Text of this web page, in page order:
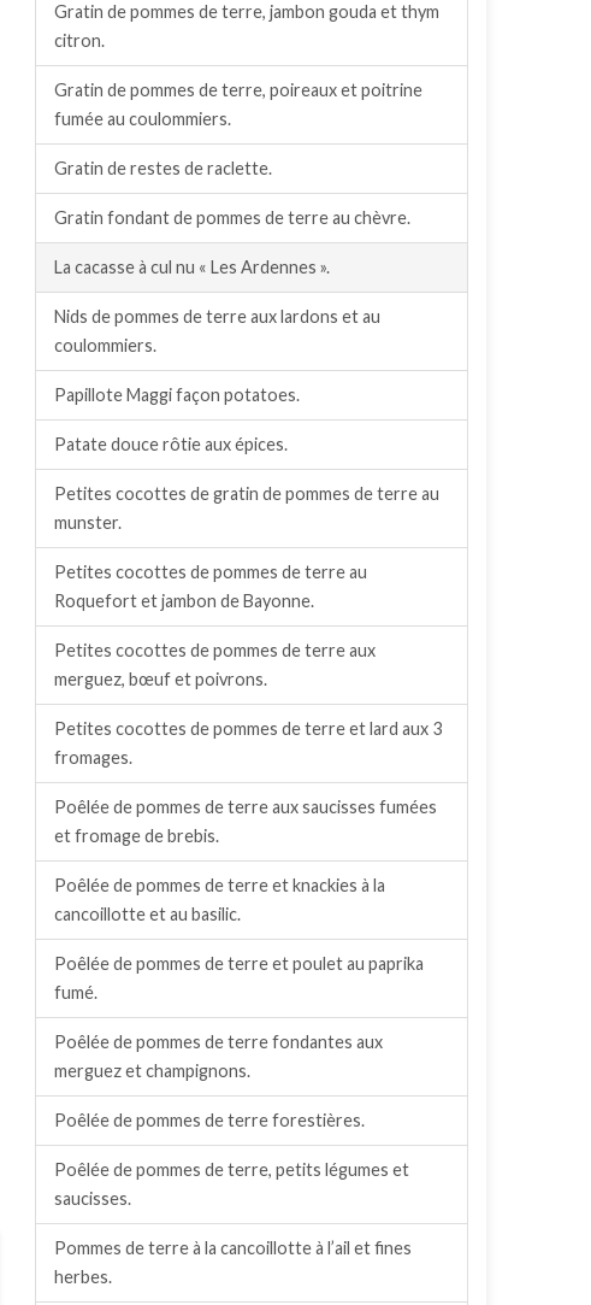
Gratin de pommes de terre, jambon gouda et thym
citron.
Gratin de pommes de terre, poireaux et poitrine
fumée au coulommiers.
Gratin de restes de raclette.
Gratin fondant de pommes de terre au chèvre.
La cacasse à cul nu « Les Ardennes ».
Nids de pommes de terre aux lardons et au
coulommiers.
Papillote Maggi façon potatoes.
Patate douce rôtie aux épices.
Petites cocottes de gratin de pommes de terre au
munster.
Petites cocottes de pommes de terre au
Roquefort et jambon de Bayonne.
Petites cocottes de pommes de terre aux
merguez, bœuf et poivrons.
Petites cocottes de pommes de terre et lard aux 3
fromages.
Poêlée de pommes de terre aux saucisses fumées
et fromage de brebis.
Poêlée de pommes de terre et knackies à la
cancoillotte et au basilic.
Poêlée de pommes de terre et poulet au paprika
fumé.
Poêlée de pommes de terre fondantes aux
merguez et champignons.
Poêlée de pommes de terre forestières.
Poêlée de pommes de terre, petits légumes et
saucisses.
Pommes de terre à la cancoillotte à l’ail et fines
herbes.